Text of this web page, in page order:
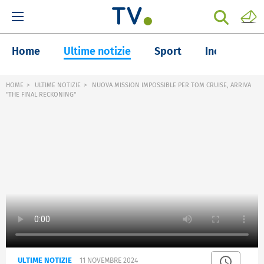
Home Ultime notizie Sport Inchieste
HOME ULTIME NOTIZIE
NUOVA MISSION IMPOSSIBLE PER TOM CRUISE, ARRIVA
"THE FINAL RECKONING"
ULTIME NOTIZIE 11 NOVEMBRE 2024